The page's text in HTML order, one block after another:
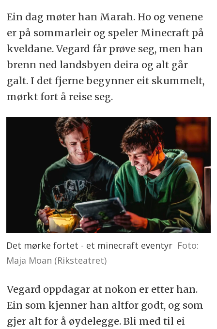
Ein dag møter han Marah. Ho og venene
er på sommarleir og speler Minecraft på
kveldane. Vegard får prøve seg, men han
brenn ned landsbyen deira og alt går
galt. I det fjerne begynner eit skummelt,
mørkt fort å reise seg.
Det mørke fortet - et minecraft eventyr Foto:
Maja Moan (Riksteatret)
Vegard oppdagar at nokon er etter han.
Ein som kjenner han altfor godt, og som
gjer alt for å øydelegge. Bli med til ei